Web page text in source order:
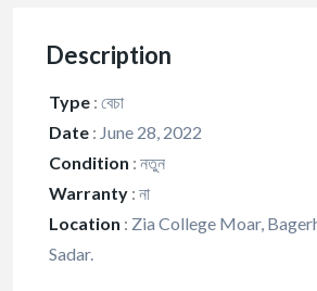
Description
Type : বেচা
Date : June 28, 2022
Condition : নতুন
Warranty : না
Location : Zia College Moar,
Sadar.